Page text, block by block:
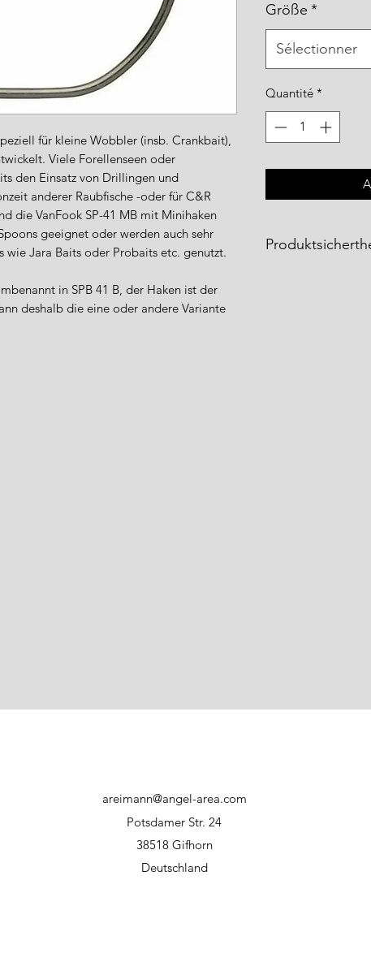
für kleine Wobbler (insb. Crankbait),
Viele Forellenseen oder
den Einsatz von Drillingen und
anderer Raubfische -oder für C&R
die VanFook SP-41 MB mit Minihaken
geeignet oder werden auch sehr
wie Jara Baits oder Probaits etc. genutzt.
in SPB 41 B, der Haken ist der
deshalb die eine oder andere Variante
Größe *
Sélectionner
Quantité *
areimann@angel-area.com
Potsdamer Str. 24
38518 Gifhorn
Deutschland